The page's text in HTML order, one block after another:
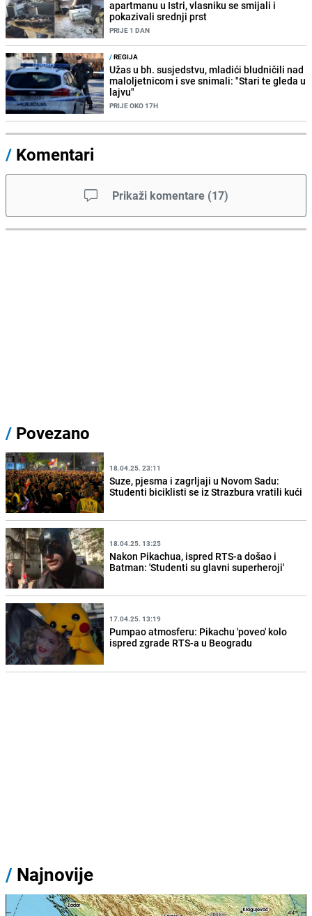
apartmanu u Istri, vlasniku se smijali i
pokazivali srednji prst
PRIJE 1 DAN
/REGIJA
Užas u bh. susjedstvu, mladići bludničili nad
maloljetnicom i sve snimali: "Stari te gleda u
lajvu"
PRIJE OKO 17H
/ Komentari
Prikaži komentare (17)
/ Povezano
18.04.25. 23:11
Suze, pjesma i zagrljaji u Novom Sadu:
Studenti biciklisti se iz Strazbura vratili kući
18.04.25. 13:25
Nakon Pikachua, ispred RTS-a došao i
Batman: 'Studenti su glavni superheroji'
17.04.25. 13:19
Pumpao atmosferu: Pikachu 'poveo' kolo
ispred zgrade RTS-a u Beogradu
/ Najnovije